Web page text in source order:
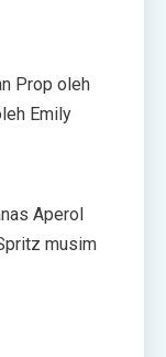
Prop oleh
Emily
Aperol
musim